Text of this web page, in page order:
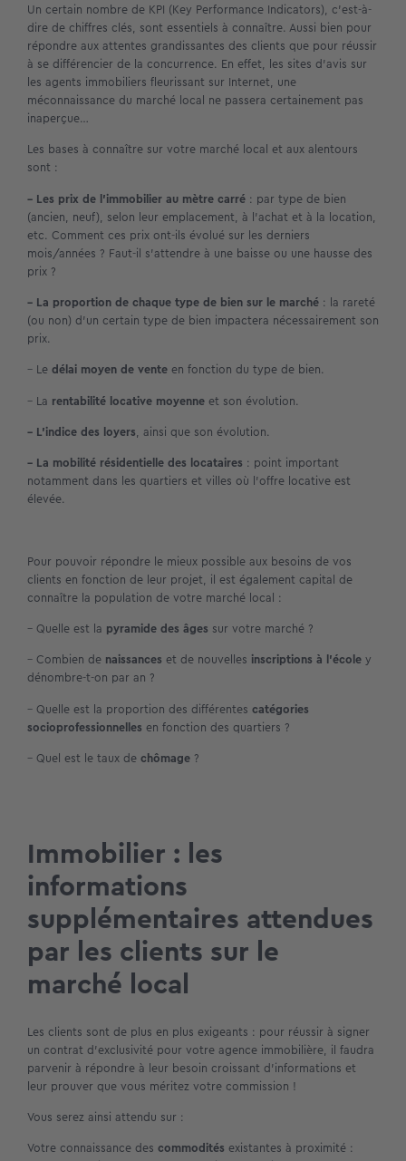
Un certain nombre de KPI (Key Performance Indicators), c’est-à-
dire de chiffres clés, sont essentiels à connaître. Aussi bien pour
répondre aux attentes grandissantes des clients que pour réussir
à se différencier de la concurrence. En effet, les sites d’avis sur
les agents immobiliers fleurissant sur Internet, une
méconnaissance du marché local ne passera certainement pas
inaperçue…
Les bases à connaître sur votre marché local et aux alentours
sont :
– Les prix de l’immobilier au mètre carré : par type de bien
(ancien, neuf), selon leur emplacement, à l’achat et à la location,
etc. Comment ces prix ont-ils évolué sur les derniers
mois/années ? Faut-il s’attendre à une baisse ou une hausse des
prix ?
– La proportion de chaque type de bien sur le marché : la rareté
(ou non) d’un certain type de bien impactera nécessairement son
prix.
– Le délai moyen de vente en fonction du type de bien.
– La rentabilité locative moyenne et son évolution.
– L’indice des loyers, ainsi que son évolution.
– La mobilité résidentielle des locataires : point important
notamment dans les quartiers et villes où l’offre locative est
élevée.
Pour pouvoir répondre le mieux possible aux besoins de vos
clients en fonction de leur projet, il est également capital de
connaître la population de votre marché local :
– Quelle est la pyramide des âges sur votre marché ?
– Combien de naissances et de nouvelles inscriptions à l’école y
dénombre-t-on par an ?
– Quelle est la proportion des différentes catégories
socioprofessionnelles en fonction des quartiers ?
– Quel est le taux de chômage ?
Immobilier : les
informations
supplémentaires attendues
par les clients sur le
marché local
Les clients sont de plus en plus exigeants : pour réussir à signer
un contrat d’exclusivité pour votre agence immobilière, il faudra
parvenir à répondre à leur besoin croissant d’informations et
leur prouver que vous méritez votre commission !
Vous serez ainsi attendu sur :
Votre connaissance des commodités existantes à proximité :